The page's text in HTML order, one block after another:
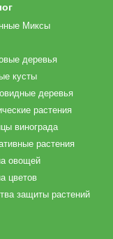
Миксы
деревья
кусты
деревья
растения
винограда
растения
овощей
цветов
защиты растений